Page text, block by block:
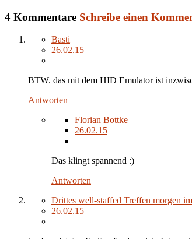
4 Kommentare Schreibe einen
Basti
26.02.15
BTW. das mit dem HID Emulator ist
Antworten
Florian Bottke
26.02.15
Das klingt spannend :)
Antworten
Drittes well-staffed Treffen morgen
26.02.15